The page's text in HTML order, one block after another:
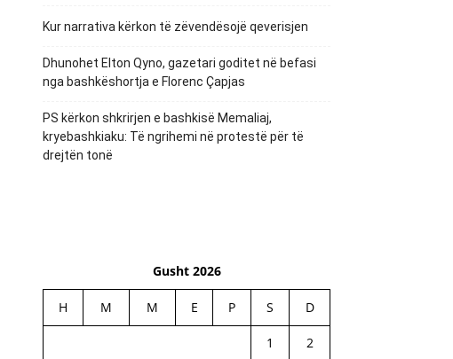
Kur narrativa kërkon të zëvendësojë qeverisjen
Dhunohet Elton Qyno, gazetari goditet në befasi
nga bashkëshortja e Florenc Çapjas
PS kërkon shkrirjen e bashkisë Memaliaj,
kryebashkiaku: Të ngrihemi në protestë për të
drejtën tonë
Gusht 2026
H M M E P S D
1
2